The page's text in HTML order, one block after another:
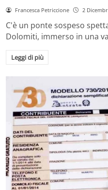
Francesca Petriccione 2
C'è un ponte sospeso
Dolomiti, immerso in una
Leggi di più